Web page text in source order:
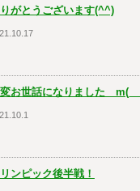
がとうございます(^^)
お世話になりました m(_
ンピック後半戦！